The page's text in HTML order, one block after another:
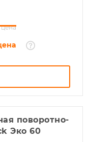
поворотно-
Эко 60